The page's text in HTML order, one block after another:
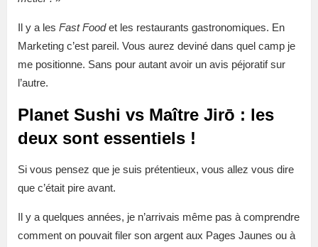
Il y a les Fast Foodet les restaurants gastronomiques. En
Marketing c’est pareil. Vous aurez deviné dans quel camp je
me positionne. Sans pour autant avoir un avis péjoratif sur
l’autre.
Planet Sushi vs Maître Jirō : les
deux sont essentiels !
Si vous pensez que je suis prétentieux, vous allez vous dire
que c’était pire avant.
Il y a quelques années, je n’arrivais même pas à comprendre
comment on pouvait filer son argent aux Pages Jaunes ou à